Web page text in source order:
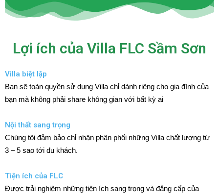
Lợi ích của Villa FLC Sầm Sơn
Villa biệt lập
Bạn sẽ toàn quyền sử dụng Villa chỉ dành riêng cho gia đình của
bạn mà không phải share không gian với bất kỳ ai
Nội thất sang trọng
Chúng tôi đảm bảo chỉ nhận phân phối những Villa chất lượng từ
3 – 5 sao tới du khách.
Tiện ích của FLC
Được trải nghiệm những tiện ích sang trọng và đẳng cấp của